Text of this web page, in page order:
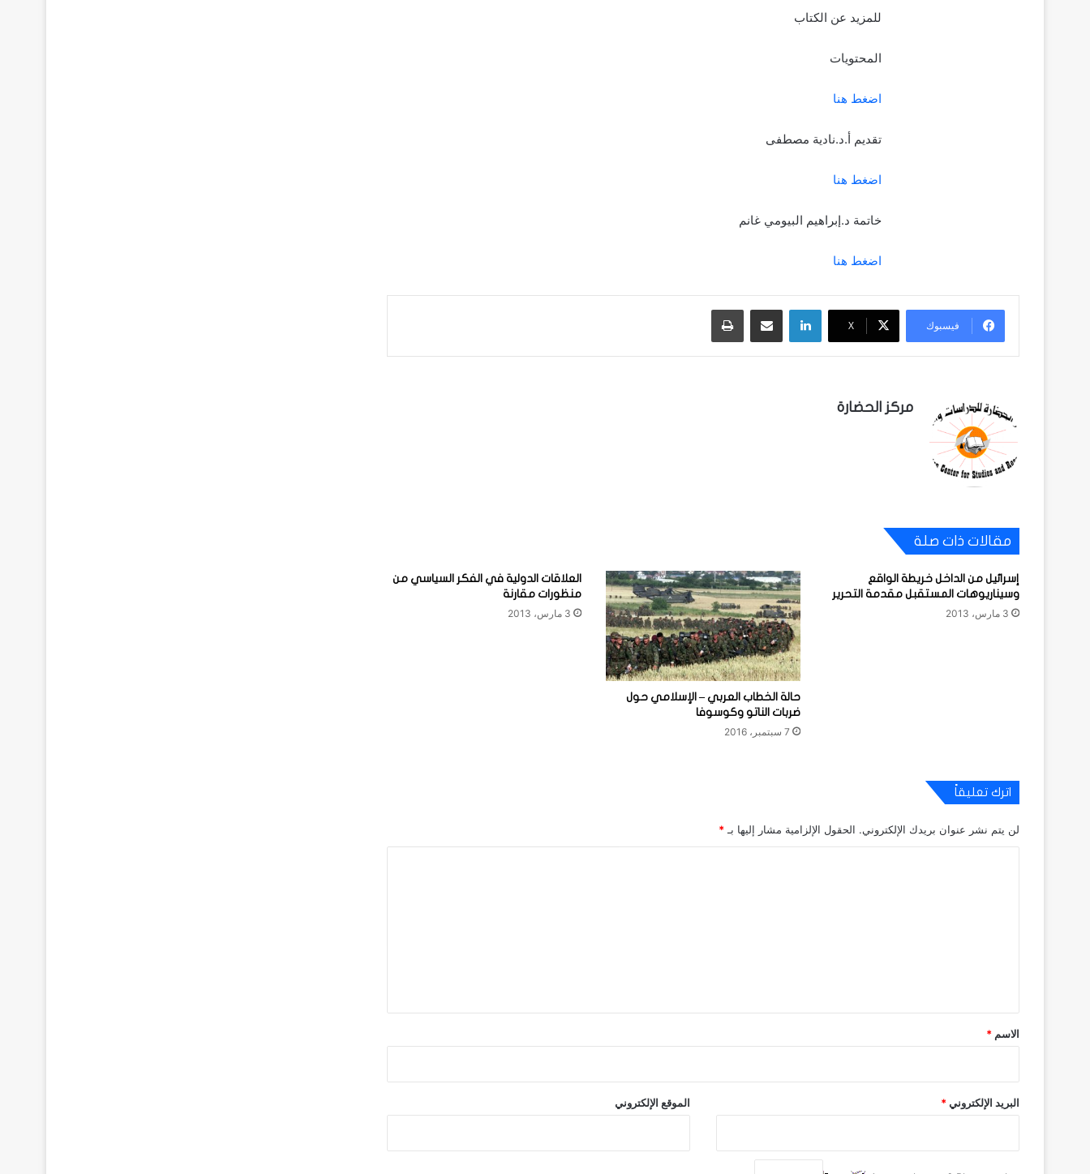
للمزيد عن الكتاب
المحتويات
اضغط هنا
تقديم أ.د.نادية مصطفى
اضغط هنا
خاتمة د.إبراهيم البيومي غانم
اضغط هنا
فيسبوك ‫X
لينكدإن
مركز الحضارة
مقالات ذات صلة
إسرائيل من الداخل خريطة الواقع
وسيناريوهات المستقبل مقدمة التحرير
3 مارس، 2013
حالة الخطاب العربي – الإسلامي حول
ضربات الناتو وكوسوفا
7 سبتمبر، 2016
العلاقات الدولية في الفكر السياسي من
منظورات مقارنة
3 مارس، 2013
اترك تعليقاً
لن يتم نشر عنوان بريدك الإلكتروني. الحقول الإلزامية مشار إليها بـ *
*
الاسم *
البريد الإلكتروني * الموقع الإلكتروني